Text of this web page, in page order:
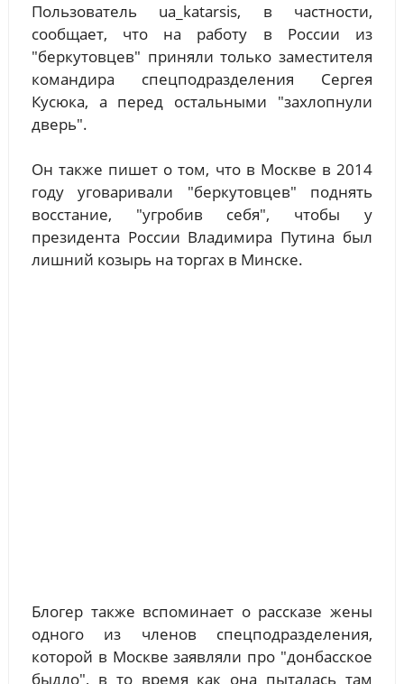
Пользователь ua_katarsis, в частности,
сообщает, что на работу в России из
"беркутовцев" приняли только заместителя
командира спецподразделения Сергея
Кусюка, а перед остальными "захлопнули
дверь".
Он также пишет о том, что в Москве в 2014
году уговаривали "беркутовцев" поднять
восстание, "угробив себя", чтобы у
президента России Владимира Путина был
лишний козырь на торгах в Минске.
Блогер также вспоминает о рассказе жены
одного из членов спецподразделения,
которой в Москве заявляли про "донбасское
быдло", в то время как она пыталась там